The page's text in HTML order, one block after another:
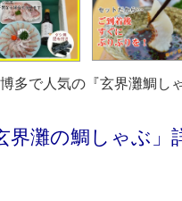
多で人気の『玄界灘鯛し
界灘の鯛しゃぶ」